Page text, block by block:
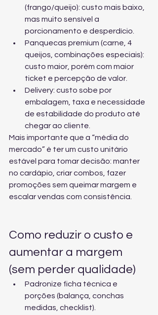
(frango/queijo): custo mais baixo,
mas muito sensível a
porcionamento e desperdício.
Panquecas premium (carne, 4
queijos, combinações especiais):
custo maior, porém com maior
ticket e percepção de valor.
Delivery: custo sobe por
embalagem, taxa e necessidade
de estabilidade do produto até
chegar ao cliente.
Mais importante que a “média do
mercado” é ter um custo unitário
estável para tomar decisão: manter
no cardápio, criar combos, fazer
promoções sem queimar margem e
escalar vendas com consistência.
Como reduzir o custo e
aumentar a margem
(sem perder qualidade)
Padronize ficha técnica e
porções (balança, conchas
medidas, checklist).